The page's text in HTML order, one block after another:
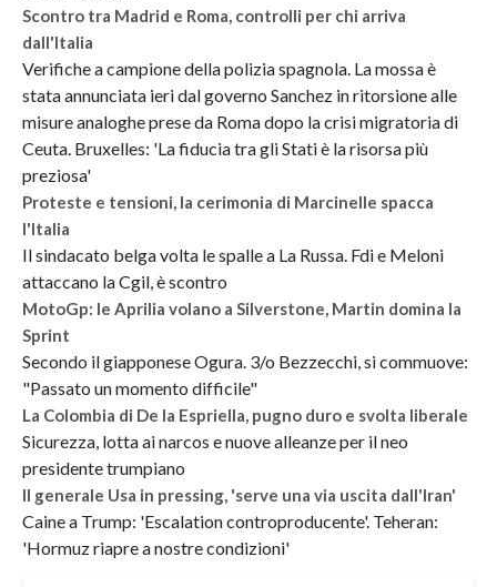
Scontro tra Madrid e Roma, controlli per chi arriva
dall'Italia
Verifiche a campione della polizia spagnola. La mossa è
stata annunciata ieri dal governo Sanchez in ritorsione alle
misure analoghe prese da Roma dopo la crisi migratoria di
Ceuta. Bruxelles: 'La fiducia tra gli Stati è la risorsa più
preziosa'
Proteste e tensioni, la cerimonia di Marcinelle spacca
l'Italia
Il sindacato belga volta le spalle a La Russa. Fdi e Meloni
attaccano la Cgil, è scontro
MotoGp: le Aprilia volano a Silverstone, Martin domina la
Sprint
Secondo il giapponese Ogura. 3/o Bezzecchi, si commuove:
"Passato un momento difficile"
La Colombia di De la Espriella, pugno duro e svolta liberale
Sicurezza, lotta ai narcos e nuove alleanze per il neo
presidente trumpiano
Il generale Usa in pressing, 'serve una via uscita dall'Iran'
Caine a Trump: 'Escalation controproducente'. Teheran:
'Hormuz riapre a nostre condizioni'